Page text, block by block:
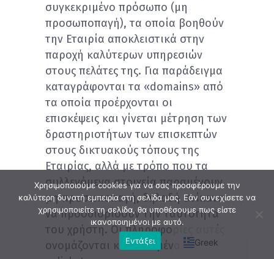
συγκεκριμένο πρόσωπο (μη
προσωποπαγή), τα οποία βοηθούν
την Εταιρία αποκλειστικά στην
παροχή καλύτερων υπηρεσιών
στους πελάτες της. Για παράδειγμα
καταγράφονται τα «domains» από
τα οποία προέρχονται οι
επισκέψεις και γίνεται μέτρηση των
δραστηριοτήτων των επισκεπτών
στους δικτυακούς τόπους της
Εταιρίας, αλλά με τρόπο που τα
συλλεγόμενα στοιχεία παραμένουν
μη προσωποπαγή, δηλαδή ανίκανα
να προσδιορίσουν την ταυτότητα
του χρήστη. Οι πληροφορίες αυτές
ονομάζονται και δεδομένα
Greek
English
Χρησιμοποιούμε cookies για να σας προσφέρουμε την
καλύτερη δυνατή εμπειρία στη σελίδα μας. Εάν συνεχίσετε να
χρησιμοποιείτε τη σελίδα, θα υποθέσουμε πως είστε
ικανοποιημένοι με αυτό.
Εντάξει